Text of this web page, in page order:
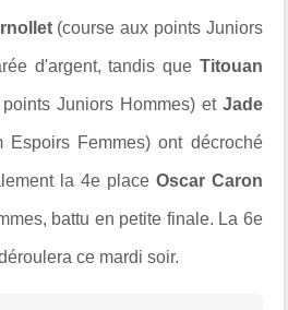
(course aux points Juniors
d'argent, tandis que Titouan
Juniors Hommes) et Jade
Espoirs Femmes) ont décroché
la 4e place Oscar Caron
battu en petite finale. La 6e
ce mardi soir.